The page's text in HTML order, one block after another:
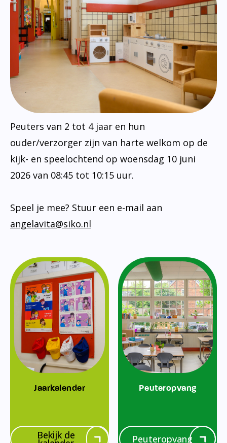
Peuters van 2 tot 4 jaar en hun
ouder/verzorger zijn van harte welkom op de
kijk- en speelochtend op woensdag 10 juni
2026 van 08:45 tot 10:15 uur.
Speel je mee? Stuur een e-mail aan
angelavita@siko.nl
Jaarkalender
Bekijk de
Peuteropvang
Peuteropvang